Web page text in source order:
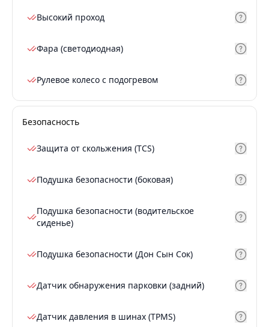
Высокий проход
Фара (светодиодная)
Рулевое колесо с подогревом
Безопасность
Защита от скольжения (TCS)
Подушка безопасности (боковая)
Подушка безопасности (водительское
сиденье)
Подушка безопасности (Дон Сын Сок)
Датчик обнаружения парковки (задний)
Датчик давления в шинах (TPMS)